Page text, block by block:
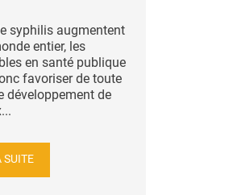
syphilis augmentent
entier, les
en santé publique
favoriser de toute
développement de
SUITE